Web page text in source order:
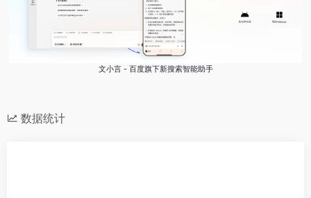
文小言 - 百度旗下新搜索智能助手
数据统计